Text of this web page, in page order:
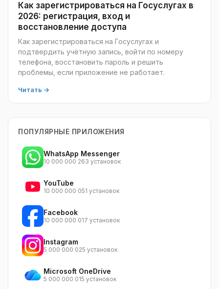
Как зарегистрироваться на Госуслугах в
2026: регистрация, вход и
восстановление доступа
Как зарегистрироваться на Госуслугах и
подтвердить учётную запись, войти по номеру
телефона, восстановить пароль и решить
проблемы, если приложение не работает.
Читать →
ПОПУЛЯРНЫЕ ПРИЛОЖЕНИЯ
WhatsApp Messenger
10 000 000 263 установок
YouTube
10 000 000 051 установок
Facebook
10 000 000 017 установок
Instagram
5 000 000 025 установок
Microsoft OneDrive
5 000 000 015 установок